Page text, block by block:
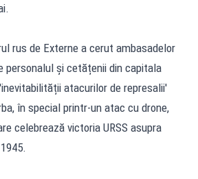
rus de Externe a cerut ambasadelor
personalul și cetățenii din capitala
atacurilor de represalii'
în special printr-un atac cu drone,
celebrează victoria URSS asupra